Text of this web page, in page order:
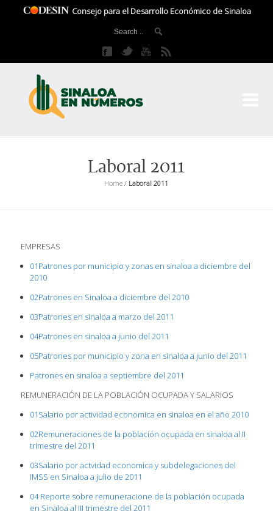
Consejo para el Desarrollo Económico de Sinaloa
Laboral 2011
Home / Laboral 2011
EMPRESAS
01Patrones por municipio y zonas en sinaloa a diciembre del
2010
02Patrones en Sinaloa a diciembre del 2010
03Patrones en sinaloa a marzo del 2011
04Patrones en sinaloa a junio del 2011
05Patrones por municipio y zona en sinaloa a junio del 2011
Patrones en sinaloa a septiembre del 2011
REMUNERACIÓN DE LA POBLACIÓN OCUPADA Y SALARIOS
01Salario por actividad economica en sinaloa en el año 2010
02Remuneraciones de la población ocupada en sinaloa al II
trimestre del 2011
03Salario por actvidad economica y subdelegaciones del
IMSS en Sinaloa a julio de 2011
04 Reporte sobre remuneracione de la población ocupada
en Sinaloa al III trimestre del 2011